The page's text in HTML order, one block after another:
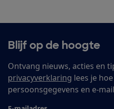
Blijf op de hoogte
Ontvang nieuws, acties en
privacyverklaring lees je
persoonsgegevens en e-